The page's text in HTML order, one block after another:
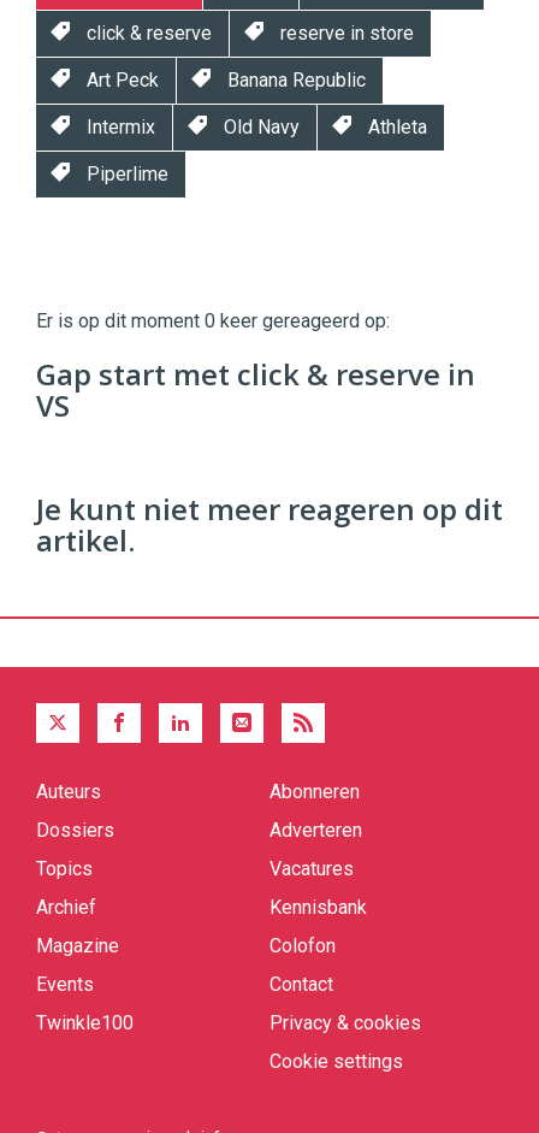
click & reserve reserve in store
Art Peck Banana Republic
Intermix Old Navy Athleta
Piperlime
|
Digital
Commerce https://twinklemagazine.nl
9654
Er is op dit moment 0 keer gereageerd op:
Gap start met click & reserve in
VS
Je kunt niet meer reageren op dit
artikel.
Quick
Auteurs
Dossiers
Topics
Archief
Magazine
Events
Twinkle100
Abonneren
Adverteren
Vacatures
Kennisbank
Colofon
Contact
Privacy & cookies
Cookie settings